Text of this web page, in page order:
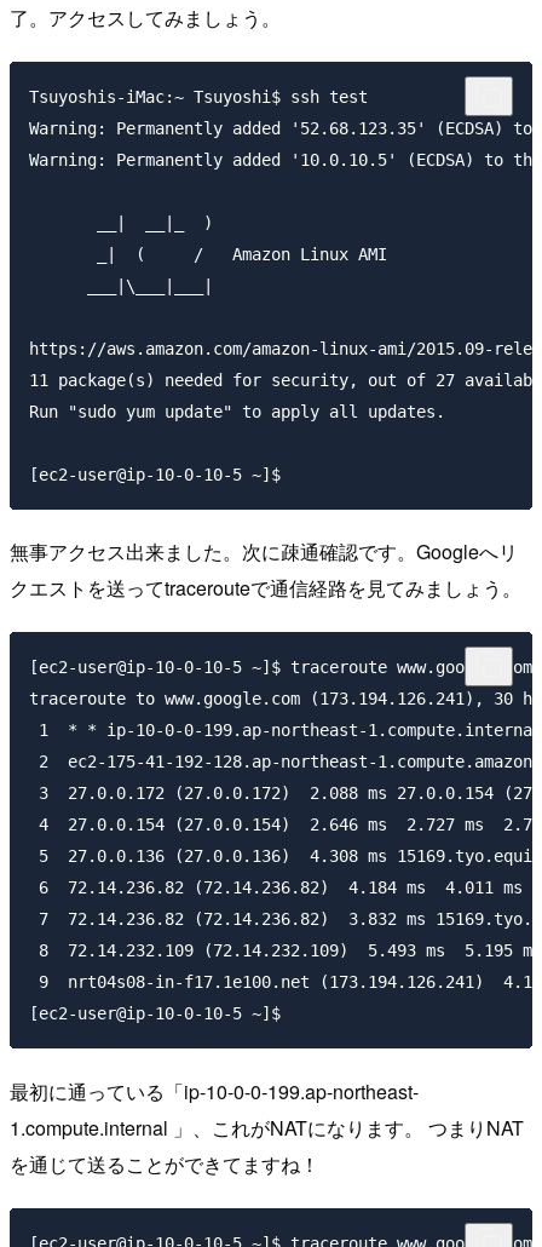
了。アクセスしてみましょう。
Tsuyoshis-iMac:~ Tsuyoshi$ ssh test
Warning: Permanently added '52.68.123.35' (ECDSA)
Warning: Permanently added '10.0.10.5' (ECDSA) to
       __|  __|_  )
       _|  (     /   Amazon Linux AMI
      ___|\___|___|
https://aws.amazon.com/amazon-linux-ami/2015.09-
11 package(s) needed for security, out of 27
Run "sudo yum update" to apply all updates.
無事アクセス出来ました。次に疎通確認です。Googleへリ
クエストを送ってtracerouteで通信経路を見てみましょう。
[ec2-user@ip-10-0-10-5 ~]$ traceroute www.google.com
traceroute to www.google.com (173.194.126.241), 30
1  * * ip-10-0-0-199.ap-northeast-
2  ec2-175-41-192-128.ap-northeast-
3  27.0.0.172 (27.0.0.172)  2.088 ms 27.0.0.154
4  27.0.0.154 (27.0.0.154)  2.646 ms  2.727 ms
5  27.0.0.136 (27.0.0.136)  4.308 ms
6  72.14.236.82 (72.14.236.82)  4.184 ms  4.011 ms
7  72.14.236.82 (72.14.236.82)  3.832 ms
8  72.14.232.109 (72.14.232.109)  5.493 ms  5.195
9  nrt04s08-in-f17.1e100.net (173.194.126.241)
最初に通っている「ip-10-0-0-199.ap-northeast-
1.compute.internal 」、これがNATになります。 つまりNAT
を通じて送ることができてますね！
[ec2-user@ip-10-0-10-5 ~]$ traceroute www.google.com